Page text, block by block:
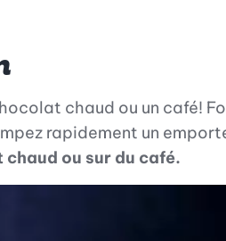
chaud ou un café!
rapidement un
ou sur du café.